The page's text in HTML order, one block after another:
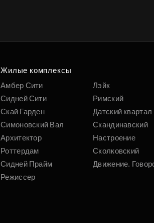
Жилые комплексы
Амбер Сити
Сидней Сити
Скай Гарден
Симоновский Вал
Архитектор
Роттердам
Сидней Прайм
Режиссер
Лэйк
Римский
Датский квартал
Скандинавский
Настроение
Сколковский
Движение.